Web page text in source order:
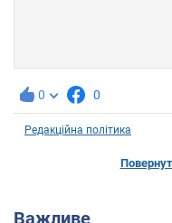
0 0
Редакційна політика
Важливе